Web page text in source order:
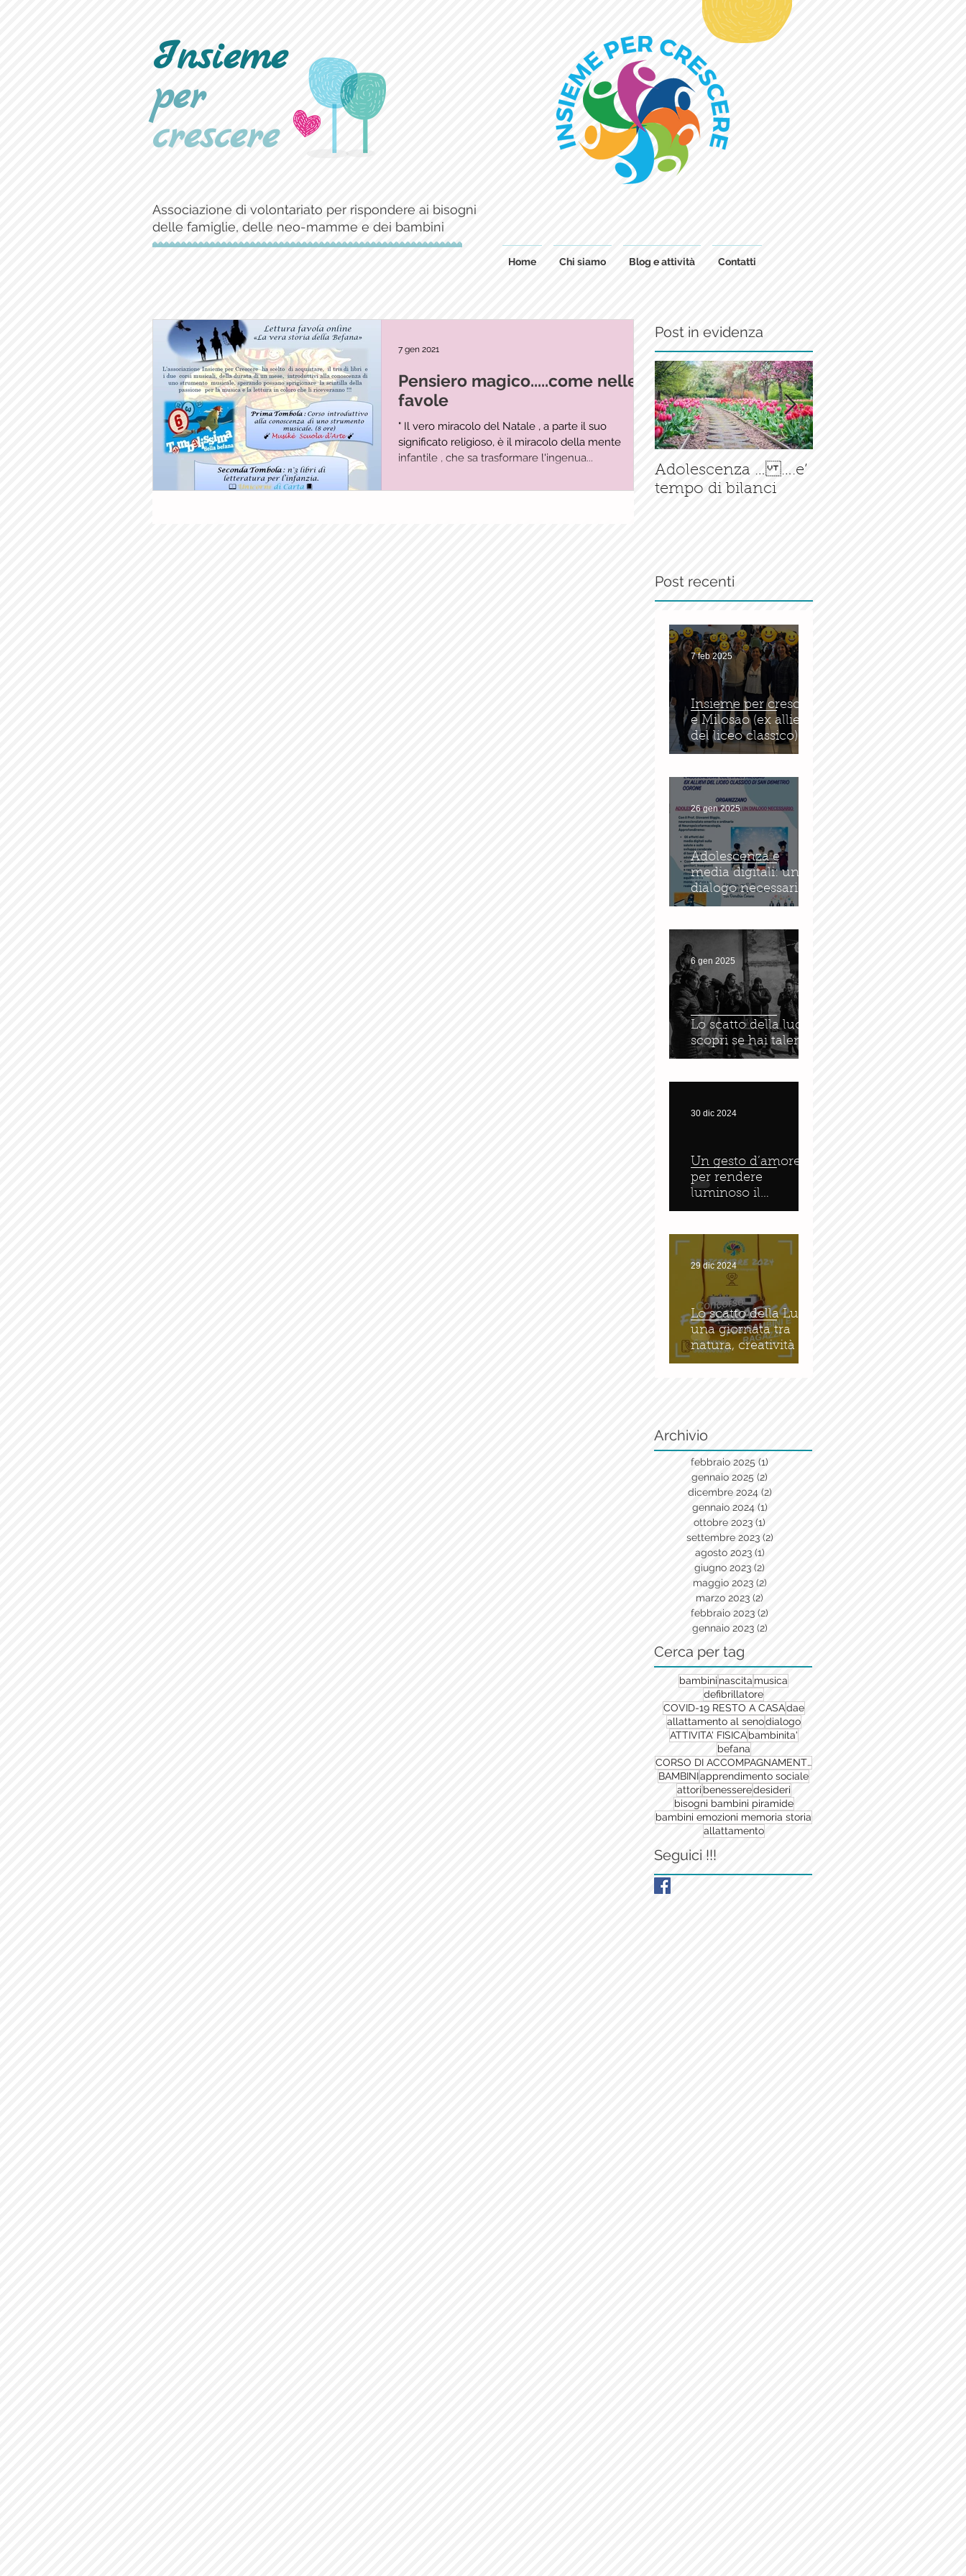
Insieme
per
crescere
Associazione di volontariato per rispondere ai bisogni
delle famiglie, delle neo-mamme e dei bambini
Home Chi siamo Blog e attività Contatti
Pensiero magico.....come nelle
favole
" Il vero miracolo del Natale , a parte il suo
significato religioso, è il miracolo della mente
infantile , che sa trasformare l'ingenua...
7 gen 2021
Post in evidenza
Adolescenza … ….e’
tempo di bilanci
Post recenti
Insieme per crescere
e Milosao (ex allievi
del liceo classico): in
sinergia per
7 feb 2025
Adolescenza e
media digitali: un
dialogo necessario
26 gen 2025
Lo scatto della luce :
scopri se hai talento
6 gen 2025
Un gesto d’amore
per rendere
luminoso il
tramonto
30 dic 2024
Lo scatto della Luce:
una giornata tra
natura, creatività e
bellezza
29 dic 2024
Archivio
febbraio 2025 (1)
gennaio 2025 (2)
dicembre 2024 (2)2 post
gennaio 2024 (1)1 post
ottobre 2023 (1)
settembre 2023 (2)2 post
agosto 2023 (1)
giugno 2023 (2)
maggio 2023 (2)
marzo 2023 (2)
febbraio 2023 (2)
gennaio 2023 (2)
Cerca per tag
bambini nascita musica
defibrillatore
COVID-19 RESTO A CASAdae
allattamento al senodialogo
ATTIVITA' FISICA bambinita'
befana
CORSO DI ACCOMPAGNAMENTO ALLA NASCITA
BAMBINIapprendimento sociale
attori benesseredesideri
bisogni bambini piramide
bambini emozioni memoria storia
allattamento
Seguici !!!